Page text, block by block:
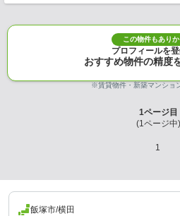
この物件もありか
プロフィールを
おすすめ物件の精度
※賃貸物件・新築マンショ
1ページ目
(1ページ中)
1
飯塚市/横田